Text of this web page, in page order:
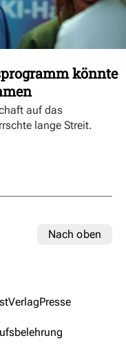
könnte
auf das
lange Streit.
Nach oben
VerlagPresse